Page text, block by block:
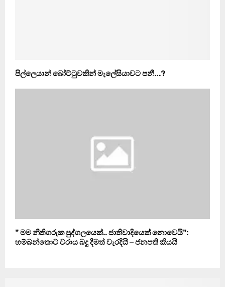
පිල්ලෙයාන් බෝට්ටුවකින් මැලේසියාවට පනී…?
” මම නීතිගරුක පුද්ගලයෙක්.. ජාතිවාදියෙක් නොවෙයි”:
හම්බන්තොට වරාය බදු දීමත් වැරදියි – ජනපති කියයි